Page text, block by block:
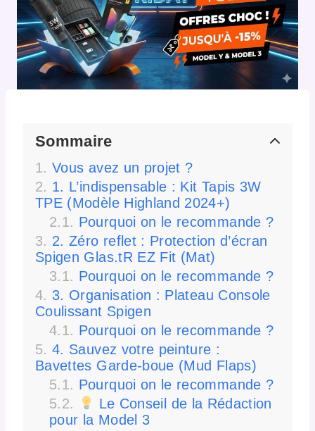
Sommaire
Vous avez un projet ?
1. L’indispensable : Kit Tapis 3W
TPE (Modèle Highland 2024+)
Pourquoi on le recommande ?
2. Zéro reflet : Protection d’écran
Spigen Glas.tR EZ Fit (Mat)
Pourquoi on le recommande ?
3. Organisation : Plateau Console
Coulissant Spigen
Pourquoi on le recommande ?
4. Sauvez votre peinture :
Bavettes Garde-boue (Mud Flaps)
Pourquoi on le recommande ?
Le Conseil de la Rédaction
pour la Model 3